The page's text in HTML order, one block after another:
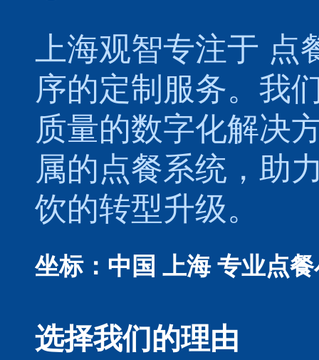
上海观智专注于 点
序的定制服务。我
质量的数字化解决
属的点餐系统 ，助
饮的转型升级。
坐标：中国 上海 专业点
选择我们的理由